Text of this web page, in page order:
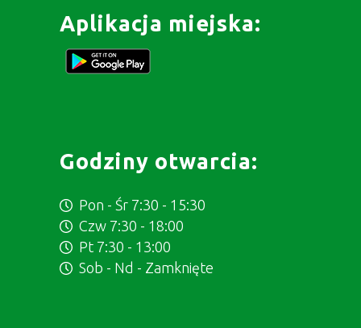
Aplikacja miejska:
Godziny otwarcia:
Pon - Śr 7:30 - 15:30
Czw 7:30 - 18:00
Pt 7:30 - 13:00
Sob - Nd - Zamknięte